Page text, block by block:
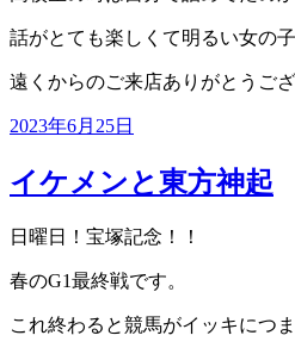
話がとても楽しくて明るい女の子
遠くからのご来店ありがとうござ
投
日:
2023年6月25日
イケメンと東方神起
日曜日！宝塚記念！！
春のG1最終戦です。
これ終わると競馬がイッキにつ